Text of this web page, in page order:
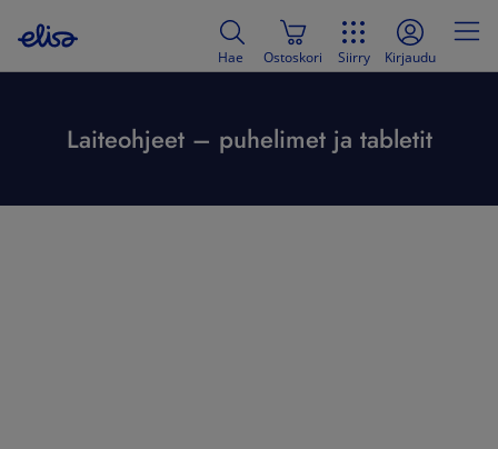
Hae Ostoskori Siirry Kirjaudu
Laiteohjeet – puhelimet ja tabletit